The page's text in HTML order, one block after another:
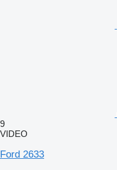
9
VIDEO
Ford 2633